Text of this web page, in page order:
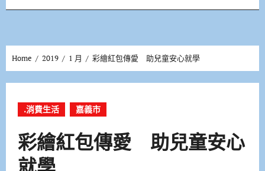
Home 2019 1 月 彩繪紅包傳愛 助兒童安心就學
.消費生活 嘉義市
彩繪紅包傳愛 助兒童安心